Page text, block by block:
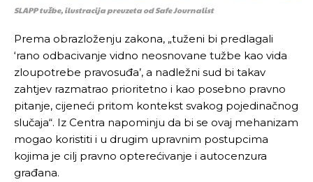
SLAPP tužbe, ilustracija preuzeta od Safe Journalist
Prema obrazloženju zakona, „tuženi bi predlagali
‘rano odbacivanje vidno neosnovane tužbe kao vida
zloupotrebe pravosuđa’, a nadležni sud bi takav
zahtjev razmatrao prioritetno i kao posebno pravno
pitanje, cijeneći pritom kontekst svakog pojedinačnog
slučaja“. Iz Centra napominju da bi se ovaj mehanizam
mogao koristiti i u drugim upravnim postupcima
kojima je cilj pravno opterećivanje i autocenzura
građana.